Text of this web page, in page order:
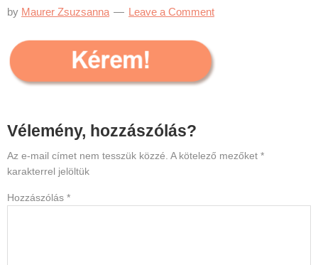
by Maurer Zsuzsanna Leave a Comment
Reader
Interactions
Vélemény, hozzászólás?
Az e-mail címet nem tesszük közzé. A kötelező mezőket *
karakterrel jelöltük
Hozzászólás *